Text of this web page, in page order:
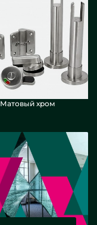
Матовый хром